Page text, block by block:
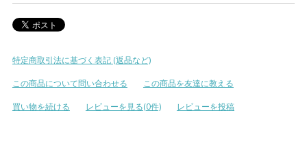
特定商取引法に基づく表記 (返品など)
この商品について問い合わせる
この商品を友達に教える
買い物を続ける
レビューを見る(0件) レビューを投稿